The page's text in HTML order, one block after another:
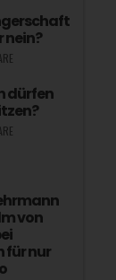
nein?
dürfen
von
für nur